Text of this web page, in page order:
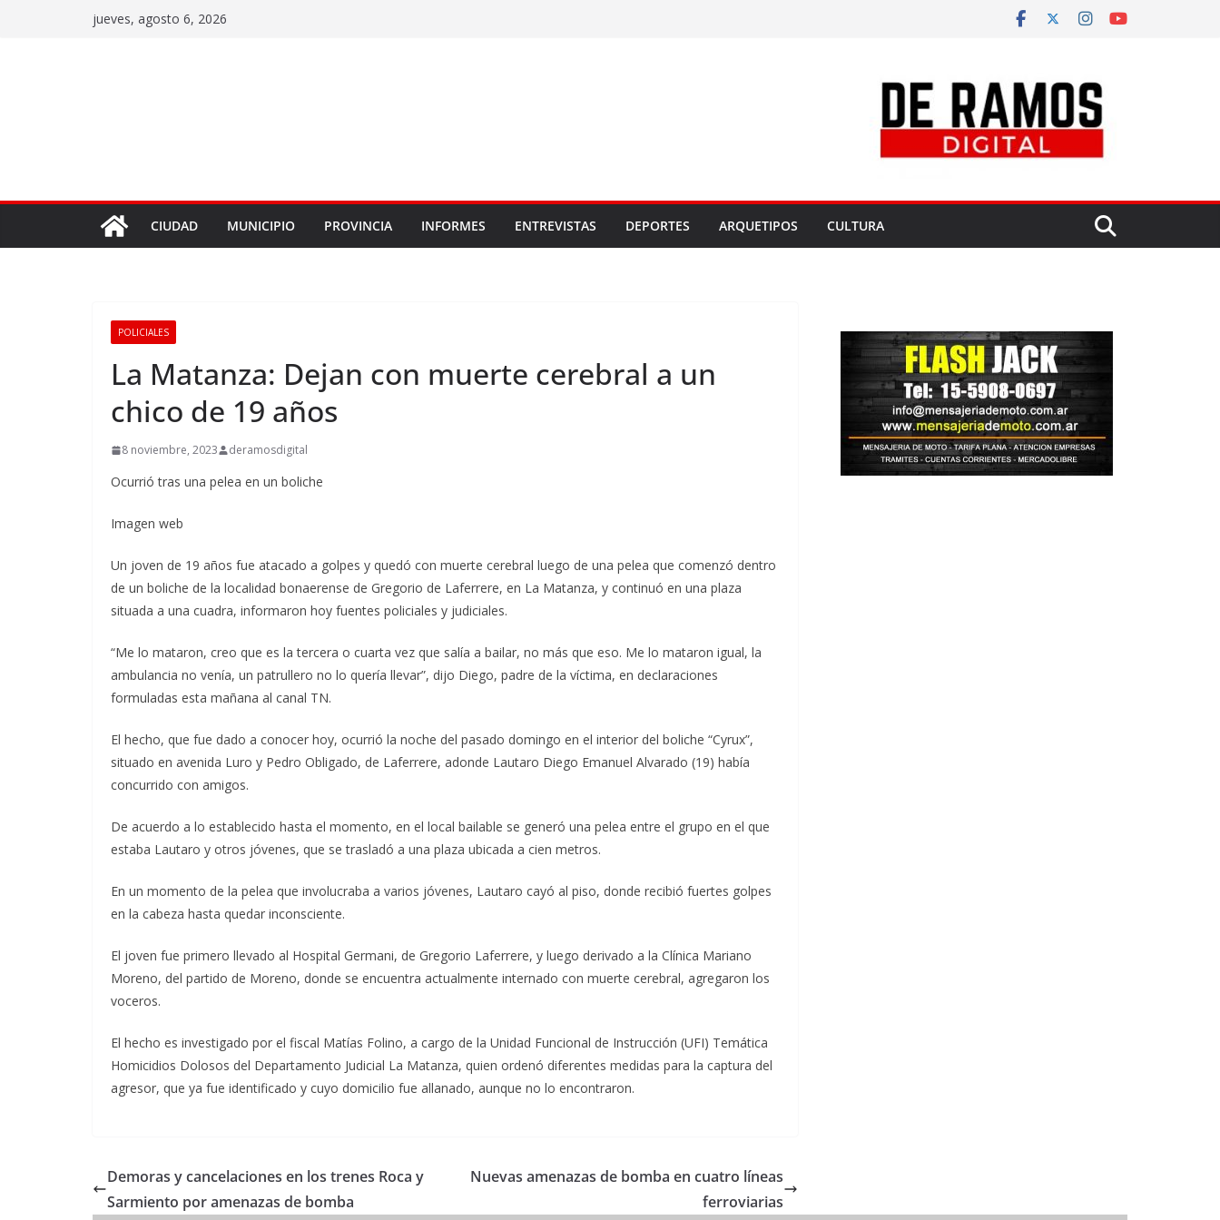
jueves, agosto 6, 2026
CIUDAD MUNICIPIO PROVINCIA INFORMES ENTREVISTAS DEPORTES ARQUETIPOS CULTURA
POLICIALES
La Matanza: Dejan con muerte cerebral a un
chico de 19 años
8 noviembre, 2023 deramosdigital
Ocurrió tras una pelea en un boliche
Imagen web
Un joven de 19 años fue atacado a golpes y quedó con muerte cerebral luego de una pelea que comenzó dentro
de un boliche de la localidad bonaerense de Gregorio de Laferrere, en La Matanza, y continuó en una plaza
situada a una cuadra, informaron hoy fuentes policiales y judiciales.
“Me lo mataron, creo que es la tercera o cuarta vez que salía a bailar, no más que eso. Me lo mataron igual, la
ambulancia no venía, un patrullero no lo quería llevar”, dijo Diego, padre de la víctima, en declaraciones
formuladas esta mañana al canal TN.
El hecho, que fue dado a conocer hoy, ocurrió la noche del pasado domingo en el interior del boliche “Cyrux”,
situado en avenida Luro y Pedro Obligado, de Laferrere, adonde Lautaro Diego Emanuel Alvarado (19) había
concurrido con amigos.
De acuerdo a lo establecido hasta el momento, en el local bailable se generó una pelea entre el grupo en el que
estaba Lautaro y otros jóvenes, que se trasladó a una plaza ubicada a cien metros.
En un momento de la pelea que involucraba a varios jóvenes, Lautaro cayó al piso, donde recibió fuertes golpes
en la cabeza hasta quedar inconsciente.
El joven fue primero llevado al Hospital Germani, de Gregorio Laferrere, y luego derivado a la Clínica Mariano
Moreno, del partido de Moreno, donde se encuentra actualmente internado con muerte cerebral, agregaron los
voceros.
El hecho es investigado por el fiscal Matías Folino, a cargo de la Unidad Funcional de Instrucción (UFI) Temática
Homicidios Dolosos del Departamento Judicial La Matanza, quien ordenó diferentes medidas para la captura del
agresor, que ya fue identificado y cuyo domicilio fue allanado, aunque no lo encontraron.
Demoras y cancelaciones en los trenes Roca y
Sarmiento por amenazas de bomba
Nuevas amenazas de bomba en cuatro líneas
ferroviarias